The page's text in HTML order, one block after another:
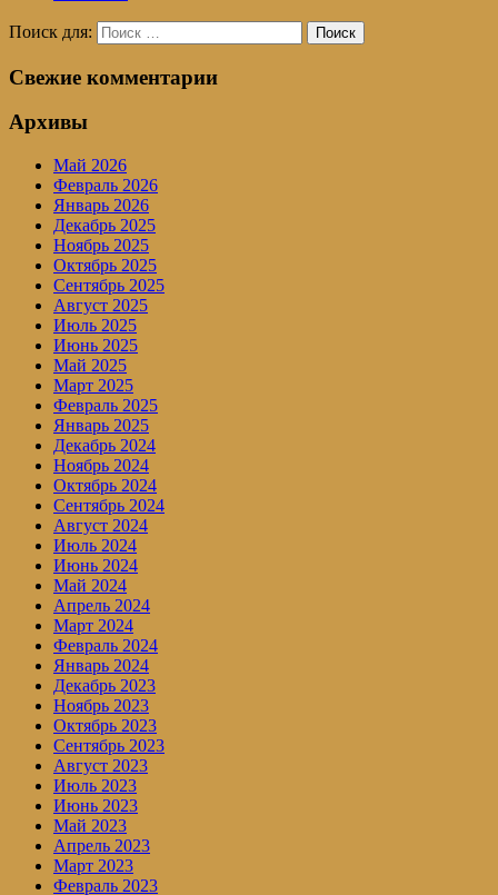
Поиск для: Поиск
Свежие комментарии
Архивы
Май 2026
Февраль 2026
Январь 2026
Декабрь 2025
Ноябрь 2025
Октябрь 2025
Сентябрь 2025
Август 2025
Июль 2025
Июнь 2025
Май 2025
Март 2025
Февраль 2025
Январь 2025
Декабрь 2024
Ноябрь 2024
Октябрь 2024
Сентябрь 2024
Август 2024
Июль 2024
Июнь 2024
Май 2024
Апрель 2024
Март 2024
Февраль 2024
Январь 2024
Декабрь 2023
Ноябрь 2023
Октябрь 2023
Сентябрь 2023
Август 2023
Июль 2023
Июнь 2023
Май 2023
Апрель 2023
Март 2023
Февраль 2023